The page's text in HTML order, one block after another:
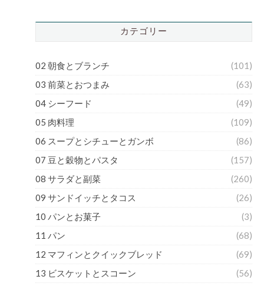
カテゴリー
02 朝食とブランチ
(101)
03 前菜とおつまみ
(63)
04 シーフード
(49)
05 肉料理
(109)
06 スープとシチューとガンボ
(86)
07 豆と穀物とパスタ
(157)
08 サラダと副菜
(260)
09 サンドイッチとタコス
(26)
10 パンとお菓子
(3)
11 パン
(68)
12 マフィンとクイックブレッド
(69)
13 ビスケットとスコーン
(56)